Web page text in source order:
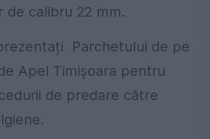
de calibru 22 mm.
Parchetului de pe
Apel Timișoara pentru
de predare către